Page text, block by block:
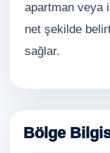
apartman veya
net şekilde
sağlar.
Bölge